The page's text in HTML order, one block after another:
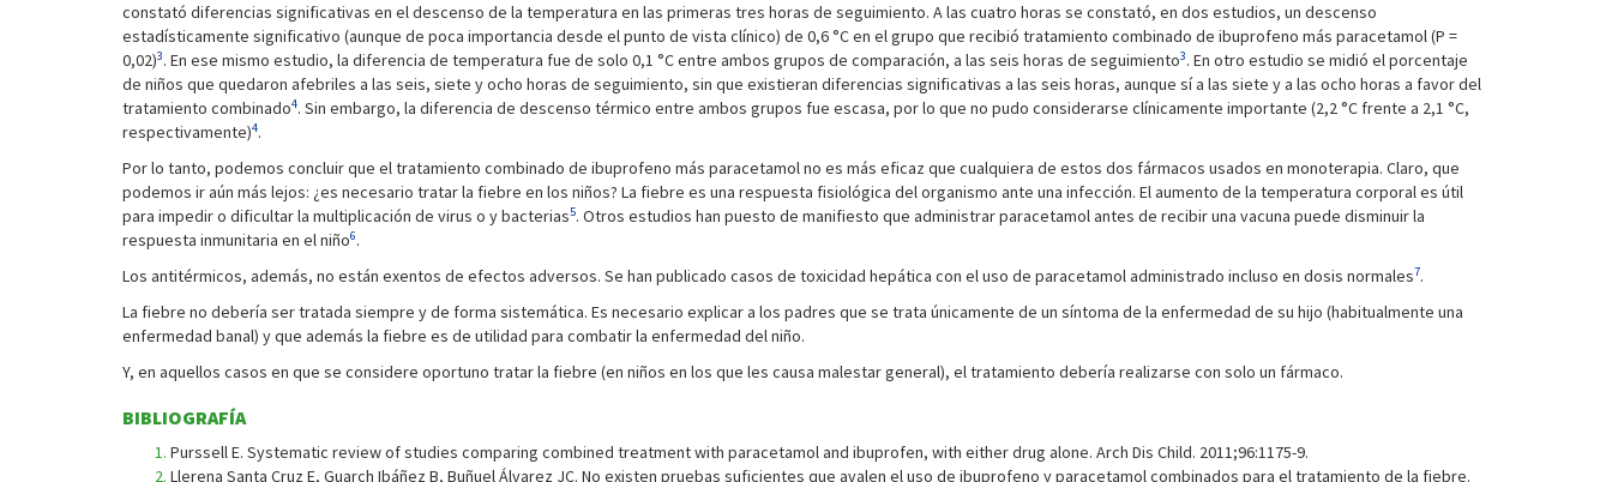
constató diferencias significativas en el descenso de la temperatura en las primeras tres horas de seguimiento. A las cuatro horas se constató, en dos estudios, un descenso
estadísticamente significativo (aunque de poca importancia desde el punto de vista clínico) de 0,6 °C en el grupo que recibió tratamiento combinado de ibuprofeno más paracetamol (P =
0,02)3. En ese mismo estudio, la diferencia de temperatura fue de solo 0,1 °C entre ambos grupos de comparación, a las seis horas de seguimiento3. En otro estudio se midió el porcentaje
de niños que quedaron afebriles a las seis, siete y ocho horas de seguimiento, sin que existieran diferencias significativas a las seis horas, aunque sí a las siete y a las ocho horas a favor del
tratamiento combinado4. Sin embargo, la diferencia de descenso térmico entre ambos grupos fue escasa, por lo que no pudo considerarse clínicamente importante (2,2 °C frente a 2,1 °C,
respectivamente)4.
Por lo tanto, podemos concluir que el tratamiento combinado de ibuprofeno más paracetamol no es más eficaz que cualquiera de estos dos fármacos usados en monoterapia. Claro, que
podemos ir aún más lejos: ¿es necesario tratar la fiebre en los niños? La fiebre es una respuesta fisiológica del organismo ante una infección. El aumento de la temperatura corporal es útil
para impedir o dificultar la multiplicación de virus o y bacterias5. Otros estudios han puesto de manifiesto que administrar paracetamol antes de recibir una vacuna puede disminuir la
respuesta inmunitaria en el niño6.
Los antitérmicos, además, no están exentos de efectos adversos. Se han publicado casos de toxicidad hepática con el uso de paracetamol administrado incluso en dosis normales7.
La fiebre no debería ser tratada siempre y de forma sistemática. Es necesario explicar a los padres que se trata únicamente de un síntoma de la enfermedad de su hijo (habitualmente una
enfermedad banal) y que además la fiebre es de utilidad para combatir la enfermedad del niño.
Y, en aquellos casos en que se considere oportuno tratar la fiebre (en niños en los que les causa malestar general), el tratamiento debería realizarse con solo un fármaco.
BIBLIOGRAFÍA
Purssell E. Systematic review of studies comparing combined treatment with paracetamol and ibuprofen, with either drug alone. Arch Dis Child. 2011;96:1175-9.
Llerena Santa Cruz E, Guarch Ibáñez B, Buñuel Álvarez JC. No existen pruebas suficientes que avalen el uso de ibuprofeno y paracetamol combinados para el tratamiento de la fiebre.